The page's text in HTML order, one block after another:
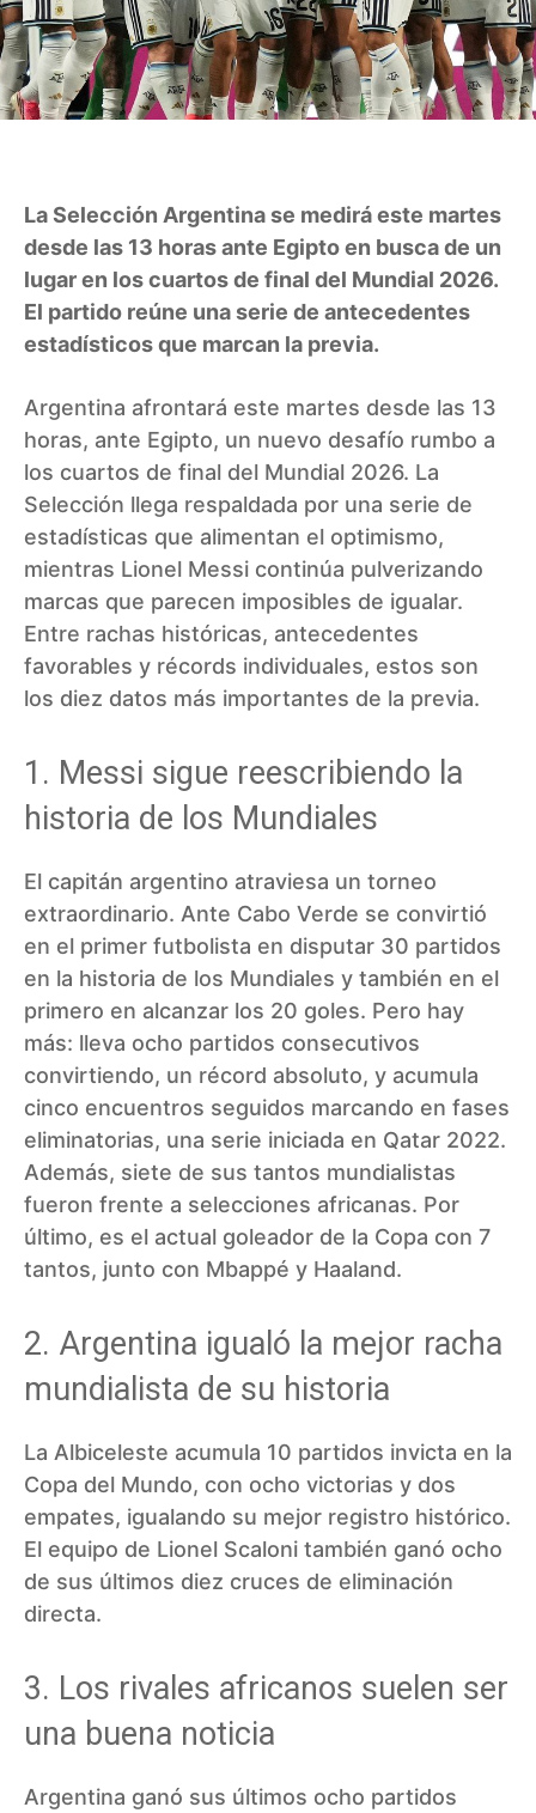
La Selección Argentina se medirá este martes
desde las 13 horas ante Egipto en busca de un
lugar en los cuartos de final del Mundial 2026.
El partido reúne una serie de antecedentes
estadísticos que marcan la previa.
Argentina afrontará este martes desde las 13
horas, ante Egipto, un nuevo desafío rumbo a
los cuartos de final del Mundial 2026. La
Selección llega respaldada por una serie de
estadísticas que alimentan el optimismo,
mientras Lionel Messi continúa pulverizando
marcas que parecen imposibles de igualar.
Entre rachas históricas, antecedentes
favorables y récords individuales, estos son
los diez datos más importantes de la previa.
1. Messi sigue reescribiendo la
historia de los Mundiales
El capitán argentino atraviesa un torneo
extraordinario. Ante Cabo Verde se convirtió
en el primer futbolista en disputar 30 partidos
en la historia de los Mundiales y también en el
primero en alcanzar los 20 goles. Pero hay
más: lleva ocho partidos consecutivos
convirtiendo, un récord absoluto, y acumula
cinco encuentros seguidos marcando en fases
eliminatorias, una serie iniciada en Qatar 2022.
Además, siete de sus tantos mundialistas
fueron frente a selecciones africanas. Por
último, es el actual goleador de la Copa con 7
tantos, junto con Mbappé y Haaland.
2. Argentina igualó la mejor racha
mundialista de su historia
La Albiceleste acumula 10 partidos invicta en la
Copa del Mundo, con ocho victorias y dos
empates, igualando su mejor registro histórico.
El equipo de Lionel Scaloni también ganó ocho
de sus últimos diez cruces de eliminación
directa.
3. Los rivales africanos suelen ser
una buena noticia
Argentina ganó sus últimos ocho partidos